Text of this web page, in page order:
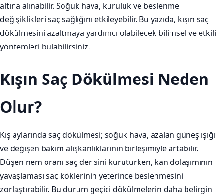
altına alınabilir. Soğuk hava, kuruluk ve beslenme
değişiklikleri saç sağlığını etkileyebilir. Bu yazıda, kışın saç
dökülmesini azaltmaya yardımcı olabilecek bilimsel ve etkili
yöntemleri bulabilirsiniz.
Kışın Saç Dökülmesi Neden
Olur?
Kış aylarında saç dökülmesi; soğuk hava, azalan güneş ışığı
ve değişen bakım alışkanlıklarının birleşimiyle artabilir.
Düşen nem oranı saç derisini kuruturken, kan dolaşımının
yavaşlaması saç köklerinin yeterince beslenmesini
zorlaştırabilir. Bu durum geçici dökülmelerin daha belirgin